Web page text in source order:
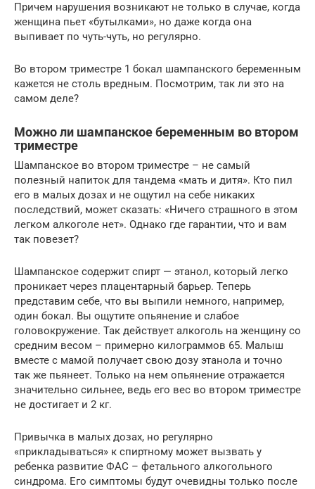
Причем нарушения возникают не только в случае, когда
женщина пьет «бутылками», но даже когда она
выпивает по чуть-чуть, но регулярно.
Во втором триместре 1 бокал шампанского беременным
кажется не столь вредным. Посмотрим, так ли это на
самом деле?
Можно ли шампанское беременным во втором
триместре
Шампанское во втором триместре – не самый
полезный напиток для тандема «мать и дитя». Кто пил
его в малых дозах и не ощутил на себе никаких
последствий, может сказать: «Ничего страшного в этом
легком алкоголе нет». Однако где гарантии, что и вам
так повезет?
Шампанское содержит спирт — этанол, который легко
проникает через плацентарный барьер. Теперь
представим себе, что вы выпили немного, например,
один бокал. Вы ощутите опьянение и слабое
головокружение. Так действует алкоголь на женщину со
средним весом – примерно килограммов 65. Малыш
вместе с мамой получает свою дозу этанола и точно
так же пьянеет. Только на нем опьянение отражается
значительно сильнее, ведь его вес во втором триместре
не достигает и 2 кг.
Привычка в малых дозах, но регулярно
«прикладываться» к спиртному может вызвать у
ребенка развитие ФАС – фетального алкогольного
синдрома. Его симптомы будут очевидны только после